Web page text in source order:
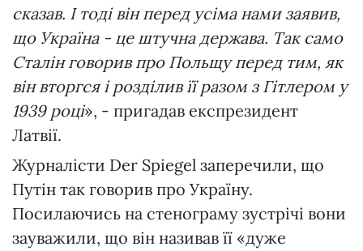
сказав. І тоді він перед усіма нами заявив,
що Україна - це штучна держава. Так само
Сталін говорив про Польщу перед тим, як
він вторгся і розділив її разом з Гітлером у
1939 році», - пригадав експрезидент
Латвії.
Журналісти Der Spiegel заперечили, що
Путін так говорив про Україну.
Посилаючись на стенограму зустрічі вони
зауважили, що він називав її «дуже